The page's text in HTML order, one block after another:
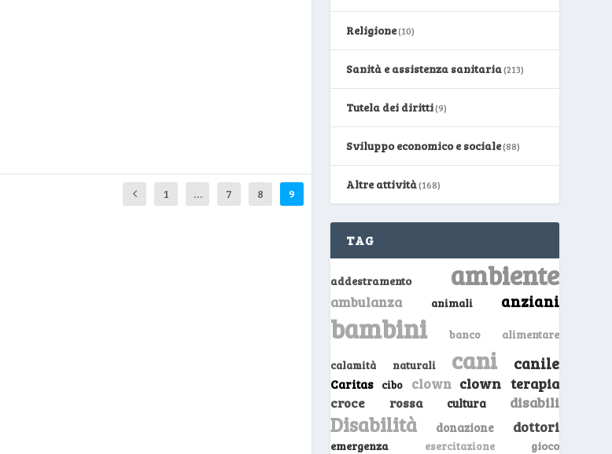
1 … 7 8 9
Religione(10)
Sanità e assistenza sanitaria(213)
Tutela dei diritti(9)
Sviluppo economico e sociale(88)
Altre attività(168)
TAG
addestramento ambiente
ambulanza animali anziani
bambini banco alimentare
calamità naturali cani canile
Caritas cibo clown clown terapia
croce rossa cultura disabili
Disabilità donazione dottori
emergenza esercitazione gioco